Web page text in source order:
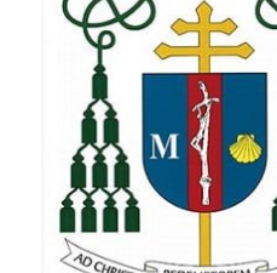
Boże Ciało 2020
GODZINA
MIŁOSIERDZIA
Opłatek
Galerie 2019
Pasterka 2019